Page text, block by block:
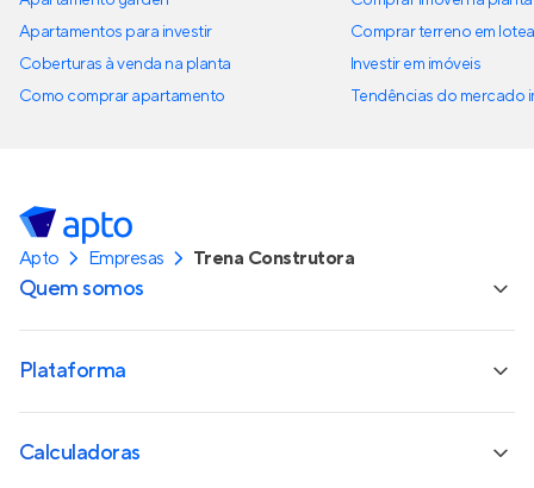
Apartamentos para investir
Coberturas à venda na planta
Como comprar apartamento
Comprar terreno em
Investir em imóveis
Tendências do mercado
Apto Empresas Trena Construtora
Quem somos
Plataforma
Calculadoras